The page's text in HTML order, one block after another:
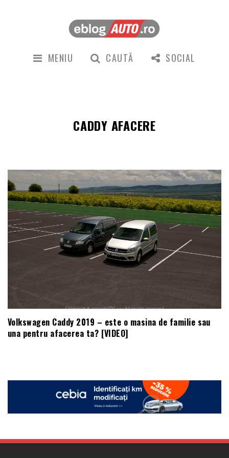
MENIU CAUTĂ SOCIAL
CADDY AFACERE
Volkswagen Caddy 2019 – este o masina de familie sau
una pentru afacerea ta? [VIDEO]